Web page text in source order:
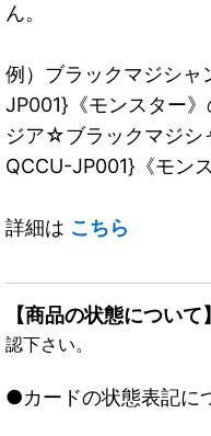
ん。
例）ブラックマジシ
JP001}《モンスター
ジア☆ブラックマジシ
QCCU-JP001}《モンス
詳細は こちら
【商品の状態について】
認下さい。
●カードの状態表記に